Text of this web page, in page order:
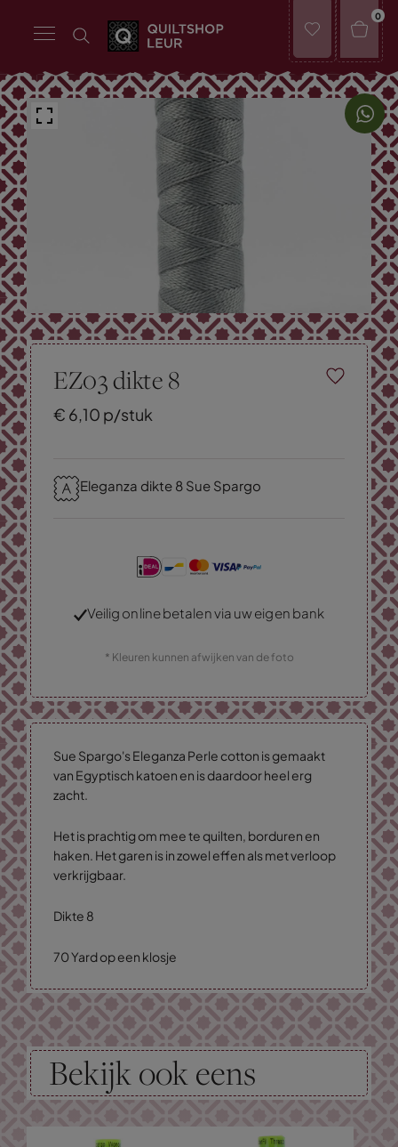
0
EZ03 dikte 8
€ 6,10 p/stuk
Eleganza dikte 8 Sue Spargo
Veilig online betalen via uw eigen bank
* Kleuren kunnen afwijken van de foto
Sue Spargo's Eleganza Perle cotton is gemaakt
van Egyptisch katoen en is daardoor heel erg
zacht.
Het is prachtig om mee te quilten, borduren en
haken. Het garen is in zowel effen als met verloop
verkrijgbaar.
Dikte 8
70 Yard op een klosje
Bekijk ook eens